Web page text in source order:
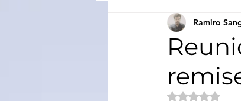
Narcotráfico
Medio ambiente
Ramiro
Obtuvo